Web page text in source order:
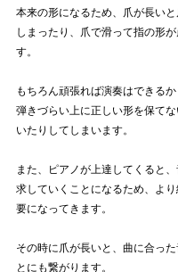
本来の形になるため、爪が長い
しまったり、爪で滑って指の形
す。
もちろん頑張れば演奏はできるか
弾きづらい上に正しい形を保て
いたりしてしまいます。
また、ピアノが上達してくると
求していくことになるため、よ
要になってきます。
その時に爪が長いと、曲に合っ
とにも繋がります。